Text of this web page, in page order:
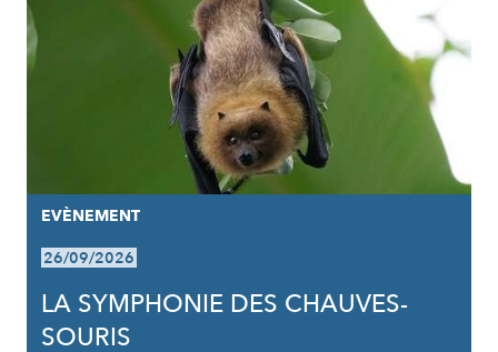
EVÈNEMENT
26/09/2026
LA SYMPHONIE DES CHAUVES-
SOURIS